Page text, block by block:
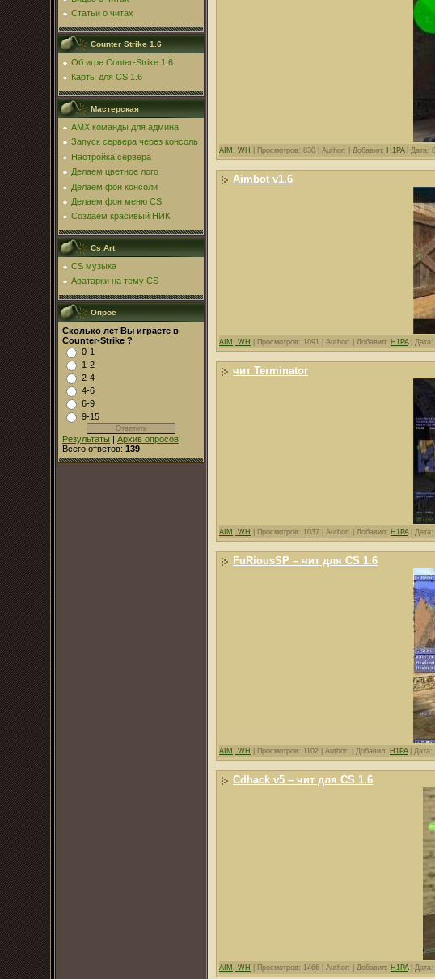
Статьи о читах
Counter Strike 1.6
Об игре Conter-Strike 1.6
Карты для CS 1.6
Мастерская
AMX команды для админа
Запуск сервера через консоль
Настройка сервера
Делаем цветное лого
Делаем фон консоли
Делаем фон меню CS
Создаем красивый НИК
Cs Art
CS музыка
Аватарки на тему CS
Опрос
Сколько лет Вы играете в
Counter-Strike ?
0-1
1-2
2-4
4-6
6-9
9-15
Результаты | Архив опросов
Всего ответов: 139
AIM, WH Просмотров: 830 | Author: | Добавил: H1PA| Дата:
Aimbot v1.6
AIM, WH Просмотров: 1091 | Author: | Добавил: H1PA| Дата:
чит Terminator
AIM, WH Просмотров: 1037 | Author: | Добавил: H1PA| Дата:
FuRiousSP – чит для CS 1.6
AIM, WH Просмотров: 1102 | Author: | Добавил: H1PA| Дата:
Cdhack v5 – чит для CS 1.6
AIM, WH Просмотров: 1466 | Author: | Добавил: H1PA| Дата: